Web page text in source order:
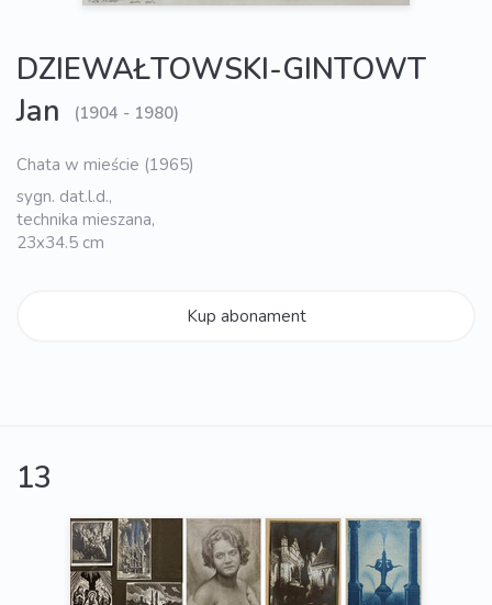
DZIEWAŁTOWSKI-GINTOWT
Jan
(1904 - 1980)
Chata w mieście (1965)
sygn. dat.l.d.,
technika mieszana,
23x34.5 cm
Kup abonament
13